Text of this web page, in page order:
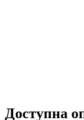
Доступна